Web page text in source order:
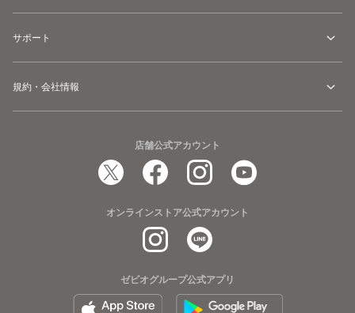
サポート
規約・会社情報
店舗公式アカウント
オンラインストア公式アカウント
ゼビオグループ公式アプリ